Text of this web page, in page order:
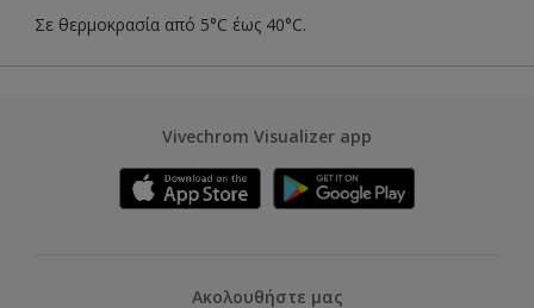
Σε θερμοκρασία από 5°C έως 40°C.
Vivechrom Visualizer app
Ακολουθήστε μας